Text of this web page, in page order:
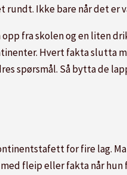
rundt. Ikke bare når det er
fra skolen og en liten
Hvert fakta slutta
spørsmål. Så bytta de
for fire lag.
med fleip eller fakta når